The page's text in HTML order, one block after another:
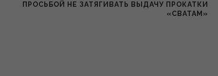
ПРОСЬБОЙ НЕ ЗАТЯГИВАТЬ ВЫДАЧУ ПРОКАТКИ
«СВАТАМ»